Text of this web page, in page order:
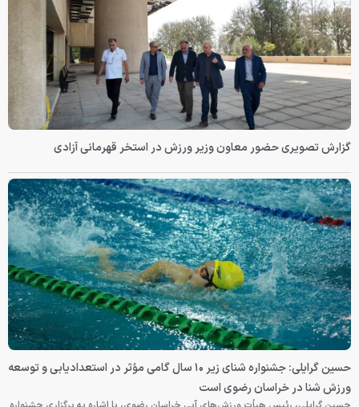
گزارش تصویری حضور معاون وزیر ورزش در استخر قهرمانی آزادی
حسین گرایلی: جشنواره شنای زیر ۱۰ سال گامی مؤثر در استعدادیابی و توسعه
ورزش شنا در خراسان رضوی است